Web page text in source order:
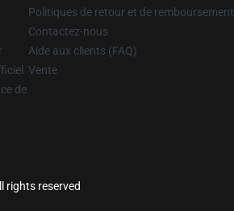
de
Politiques de retour et de remboursement
Contactez-nous
Aide aux clients (FAQ)
Vente
rights reserved